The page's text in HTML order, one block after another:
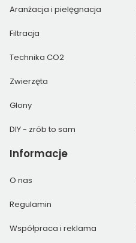
Aranżacja i pielęgnacja
Filtracja
Technika CO2
Zwierzęta
Glony
DIY - zrób to sam
Informacje
O nas
Regulamin
Współpraca i reklama